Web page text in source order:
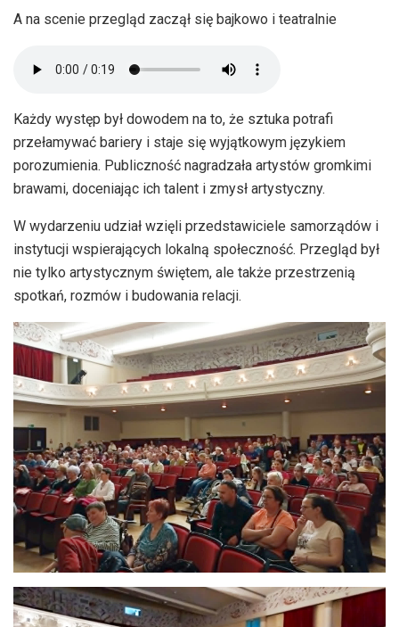
A na scenie przegląd zaczął się bajkowo i teatralnie
Każdy występ był dowodem na to, że sztuka potrafi
przełamywać bariery i staje się wyjątkowym językiem
porozumienia. Publiczność nagradzała artystów gromkimi
brawami, doceniając ich talent i zmysł artystyczny.
W wydarzeniu udział wzięli przedstawiciele samorządów i
instytucji wspierających lokalną społeczność. Przegląd był
nie tylko artystycznym świętem, ale także przestrzenią
spotkań, rozmów i budowania relacji.